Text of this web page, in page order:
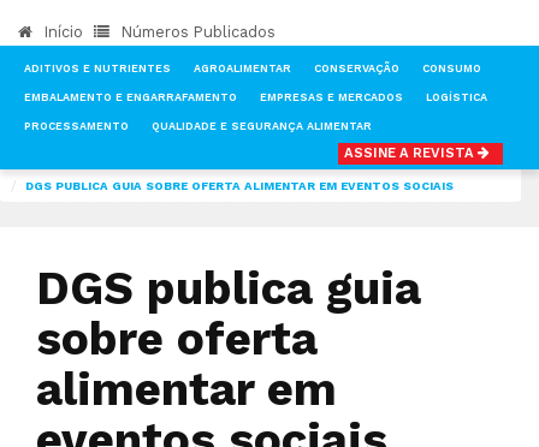
Início Números Publicados
ADITIVOS E NUTRIENTES AGROALIMENTAR CONSERVAÇÃO CONSUMO
EMBALAMENTO E ENGARRAFAMENTO EMPRESAS E MERCADOS LOGÍSTICA
PROCESSAMENTO QUALIDADE E SEGURANÇA ALIMENTAR
ASSINE A REVISTA
DGS PUBLICA GUIA SOBRE OFERTA ALIMENTAR EM EVENTOS SOCIAIS
DGS publica guia
sobre oferta
alimentar em